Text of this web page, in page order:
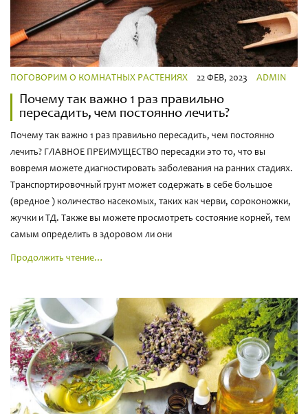
ПОГОВОРИМ О КОМНАТНЫХ РАСТЕНИЯХ 22 ФЕВ, 2023 ADMIN
Почему так важно 1 раз правильно
пересадить, чем постоянно лечить?
Почему так важно 1 раз правильно пересадить, чем постоянно
лечить? ГЛАВНОЕ ПРЕИМУЩЕСТВО пересадки это то, что вы
вовремя можете диагностировать заболевания на ранних стадиях.
Транспортировочный грунт может содержать в себе большое
(вредное ) количество насекомых, таких как черви, сороконожки,
жучки и ТД. Также вы можете просмотреть состояние корней, тем
самым определить в здоровом ли они
Продолжить чтение…